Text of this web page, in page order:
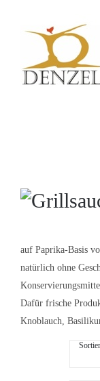
auf Paprika-Basis
natürlich ohne
Dafür frische
Knoblauch,